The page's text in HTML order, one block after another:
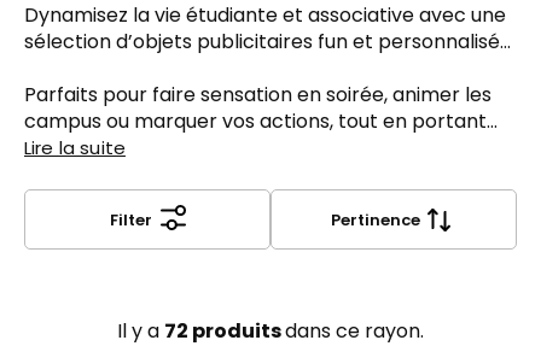
Dynamisez la vie étudiante et associative avec une
sélection d’objets publicitaires fun et personnalisés
bracelets, sacs ou clés USB et bien plus encore !
Parfaits pour faire sensation en soirée, animer les
campus ou marquer vos actions, tout en portant
haut les couleurs de votre association.
Lire la suite
Filter Pertinence
Il y a 72 produitsdans ce rayon.